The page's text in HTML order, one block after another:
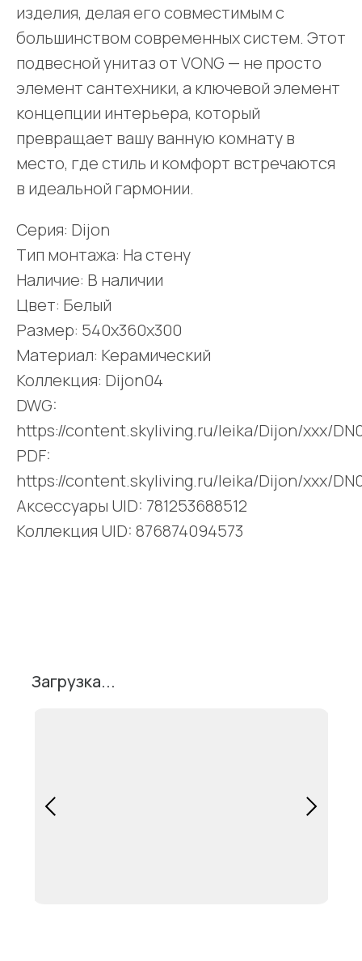
изделия, делая его совместимым с
большинством современных систем. Этот
подвесной унитаз от VONG — не просто
элемент сантехники, а ключевой элемент
концепции интерьера, который
превращает вашу ванную комнату в
место, где стиль и комфорт встречаются
в идеальной гармонии.
Серия: Dijon
Тип монтажа: На стену
Наличие: В наличии
Цвет: Белый
Размер: 540x360x300
Материал: Керамический
Коллекция: Dijon04
DWG:
https://content.skyliving.ru/leika/Dijon/xxx/
PDF:
https://content.skyliving.ru/leika/Dijon/xxx/
Аксессуары UID: 781253688512
Коллекция UID: 876874094573
Загрузка...